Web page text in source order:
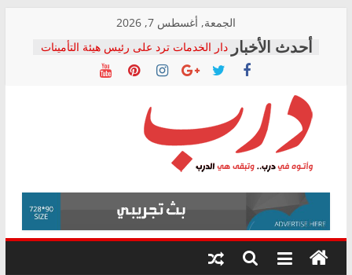
content
الجمعة, أغسطس 7, 2026
دار الخدمات ترد على رئيس هيئة التأمينات
بعد مؤتمره الصحفي: إنكار الأزمة لا ينهي
معاناة أصحاب المعاشات.. ونطالب بكشف
فرحات سليمان يكتب: القطاع الصحي إلى
أين؟
حزب التحالف الشعبي يطلق لجنة “الحق
في الصحة” بالإسكندرية لرصد الانتهاكات
ودعم المرضى
الوزاري لمدينة الصحفيين.. وانتهاء أعمال
إنشاء المبنى الإداري
المجلس القومي لحقوق الإنسان يعلن
متابعة قضية الدكتور محمد زهران.. ويؤكد:
قرينة البراءة وضمانات المحاكمة العادلة
درب
وأتوه
درب..
وتبقى
هي